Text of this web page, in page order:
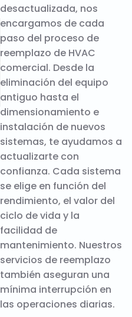
desactualizada, nos
encargamos de cada
paso del proceso de
reemplazo de HVAC
comercial. Desde la
eliminación del equipo
antiguo hasta el
dimensionamiento e
instalación de nuevos
sistemas, te ayudamos a
actualizarte con
confianza. Cada sistema
se elige en función del
rendimiento, el valor del
ciclo de vida y la
facilidad de
mantenimiento. Nuestros
servicios de reemplazo
también aseguran una
mínima interrupción en
las operaciones diarias.